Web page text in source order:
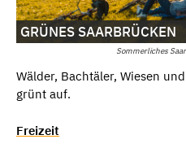
Sommerliches
GRÜNES SAARBRÜCKEN
Wälder, Bachtäler, Wiesen
grünt auf.
Freizeit